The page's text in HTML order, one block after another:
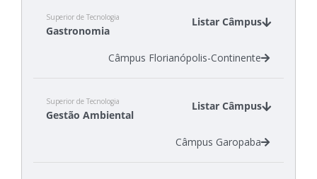
Câmpus Jaraguá do Sul - Centro
Superior de Tecnologia
Gastronomia
Listar Câmpus
Câmpus Florianópolis-Continente
Superior de Tecnologia
Gestão Ambiental
Listar Câmpus
Câmpus Garopaba